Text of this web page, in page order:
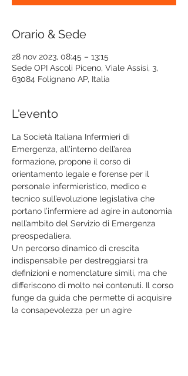
Orario & Sede
28 nov 2023, 08:45 – 13:15
Sede OPI Ascoli Piceno, Viale Assisi, 3,
63084 Folignano AP, Italia
L'evento
La Società Italiana Infermieri di
Emergenza, all’interno dell’area
formazione, propone il corso di
orientamento legale e forense per il
personale infermieristico, medico e
tecnico sull’evoluzione legislativa che
portano l’infermiere ad agire in autonomia
nell’ambito del Servizio di Emergenza
preospedaliera.
Un percorso dinamico di crescita
indispensabile per destreggiarsi tra
definizioni e nomenclature simili, ma che
differiscono di molto nei contenuti. Il corso
funge da guida che permette di acquisire
la consapevolezza per un agire